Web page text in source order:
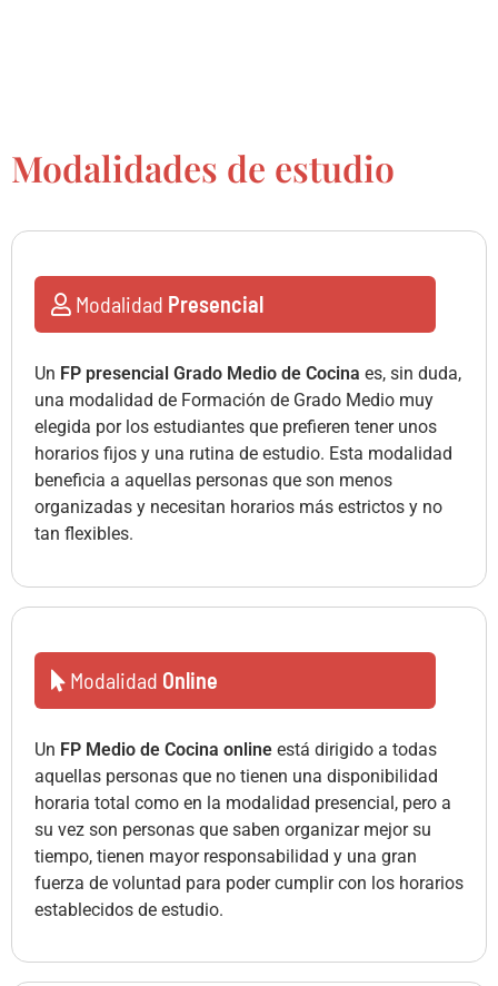
Modalidades de estudio
Modalidad Presencial
Un FP presencial Grado Medio de Cocina es, sin duda,
una modalidad de Formación de Grado Medio muy
elegida por los estudiantes que prefieren tener unos
horarios fijos y una rutina de estudio. Esta modalidad
beneficia a aquellas personas que son menos
organizadas y necesitan horarios más estrictos y no
tan flexibles.
Modalidad Online
Un FP Medio de Cocina online está dirigido a todas
aquellas personas que no tienen una disponibilidad
horaria total como en la modalidad presencial, pero a
su vez son personas que saben organizar mejor su
tiempo, tienen mayor responsabilidad y una gran
fuerza de voluntad para poder cumplir con los horarios
establecidos de estudio.